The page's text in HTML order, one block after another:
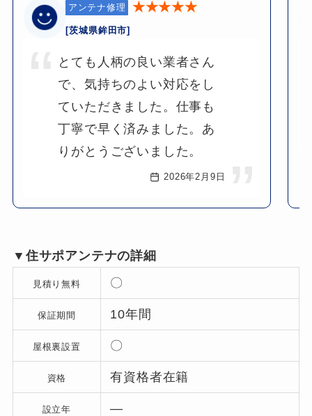
アンテナ修理 ★★★★★
[茨城県鉾田市]
とても人柄の良い業者さん
で、気持ちのよい対応をし
ていただきました。仕事も
丁寧で早く済みました。あ
りがとうございました。
2026年2月9日
▼住サポアンテナの詳細
見積り無料 〇
保証期間 10年間
屋根裏設置 〇
資格 有資格者在籍
設立年 ―